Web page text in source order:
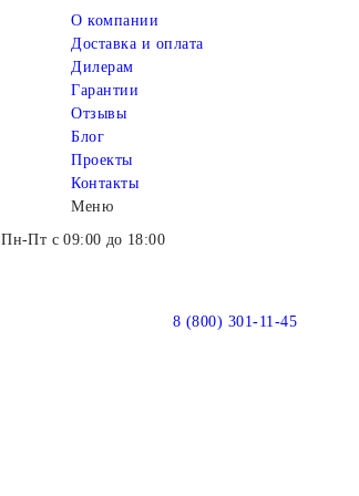
О компании
Доставка и оплата
Дилерам
Гарантии
Отзывы
Блог
Проекты
Контакты
Меню
Пн-Пт с 09:00 до 18:00
8 (800) 301-11-45